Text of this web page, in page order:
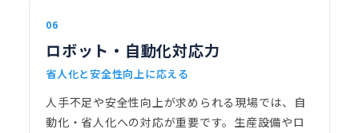
06
ロボット・自動化対応力
省人化と安全性向上に応える
人手不足や安全性向上が求められる現場では、自
動化・省人化への対応が重要です。生産設備やロ